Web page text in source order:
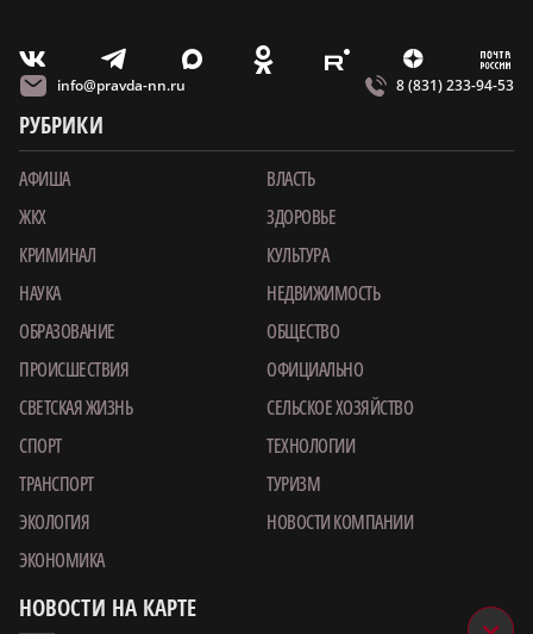
V T X O E Z m
info@pravda-nn.ru 8 (831) 233-94-53
РУБРИКИ
АФИША
ВЛАСТЬ
ЖКХ
ЗДОРОВЬЕ
КРИМИНАЛ
КУЛЬТУРА
НАУКА
НЕДВИЖИМОСТЬ
ОБРАЗОВАНИЕ
ОБЩЕСТВО
ПРОИСШЕСТВИЯ
ОФИЦИАЛЬНО
СВЕТСКАЯ ЖИЗНЬ
СЕЛЬСКОЕ ХОЗЯЙСТВО
СПОРТ
ТЕХНОЛОГИИ
ТРАНСПОРТ
ТУРИЗМ
ЭКОЛОГИЯ
НОВОСТИ КОМПАНИИ
ЭКОНОМИКА
НОВОСТИ НА КАРТЕ